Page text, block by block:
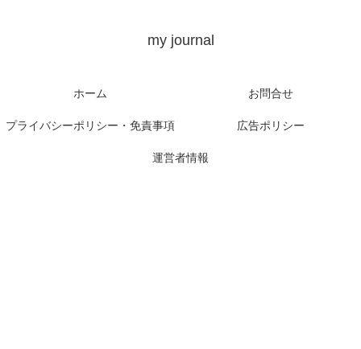
my journal
ホーム お問合せ
プライバシーポリシー・免責事項 広告ポリシー
運営者情報